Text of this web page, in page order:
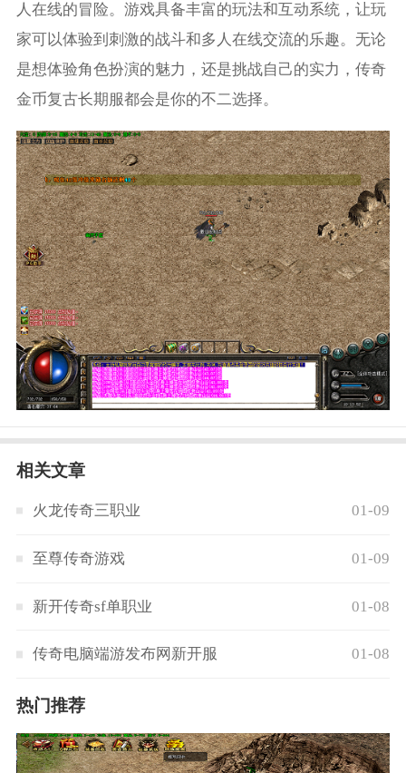
人在线的冒险。游戏具备丰富的玩法和互动系统，让玩
家可以体验到刺激的战斗和多人在线交流的乐趣。无论
是想体验角色扮演的魅力，还是挑战自己的实力，传奇
金币复古长期服都会是你的不二选择。
相关文章
火龙传奇三职业 01-09
至尊传奇游戏 01-09
新开传奇sf单职业 01-08
传奇电脑端游发布网新开服 01-08
热门推荐